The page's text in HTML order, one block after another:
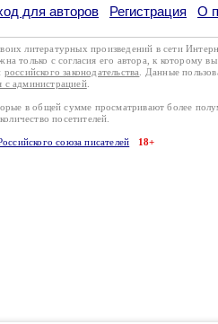
для авторов Регистрация О
литературных произведений в сети
только с согласия его автора, к которому
российского законодательства . Данные
с администрацией.
в общей сумме просматривают более
посетителей.
союза писателей 18+